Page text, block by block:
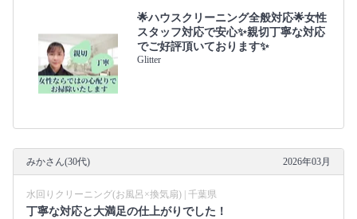
🌟ハウスクリーニング全般対応🌟女性
スタッフ対応で安心✨親切丁寧な対応
でご好評頂いております✨
Glitter
みかさん(30代) 2026年03月
水回りクリーニング(お風呂×換気扇) | 千葉県
丁寧な対応と大満足の仕上がりでした！